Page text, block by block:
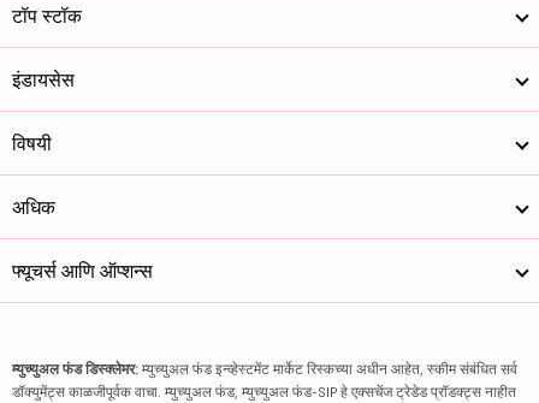
टॉप स्टॉक
इंडायसेस
विषयी
अधिक
फ्यूचर्स आणि ऑप्शन्स
म्युच्युअल फंड डिस्क्लेमर: म्युच्युअल फंड इन्व्हेस्टमेंट मार्केट रिस्कच्या अधीन आहेत, स्कीम संबंधित सर्व
डॉक्युमेंट्स काळजीपूर्वक वाचा. म्युच्युअल फंड, म्युच्युअल फंड-SIP हे एक्सचेंज ट्रेडेड प्रॉडक्ट्स नाहीत